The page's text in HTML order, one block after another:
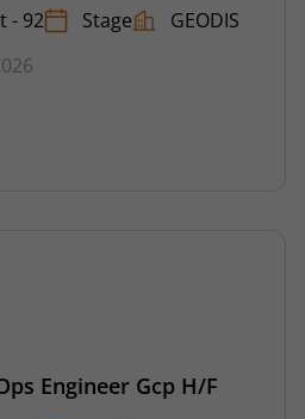
- 92 Stage
GEODIS
Engineer Gcp H/F